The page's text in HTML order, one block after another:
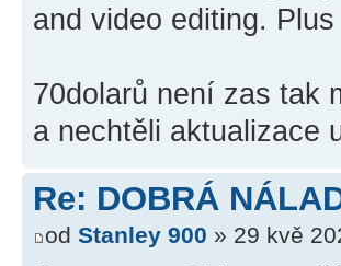
and video editing.
70dolarů není zas tak
a nechtěli aktualizace
Re: DOBRÁ
od Stanley 900 » 29 kvě